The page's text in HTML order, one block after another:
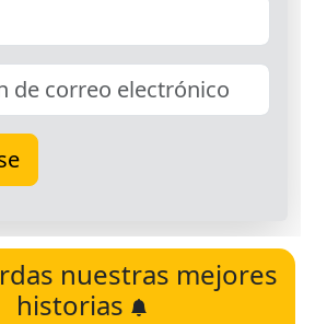
nuestras mejores
historias